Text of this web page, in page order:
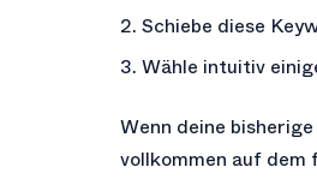
Schiebe diese
Wähle intuitiv
Wenn deine
vollkommen auf